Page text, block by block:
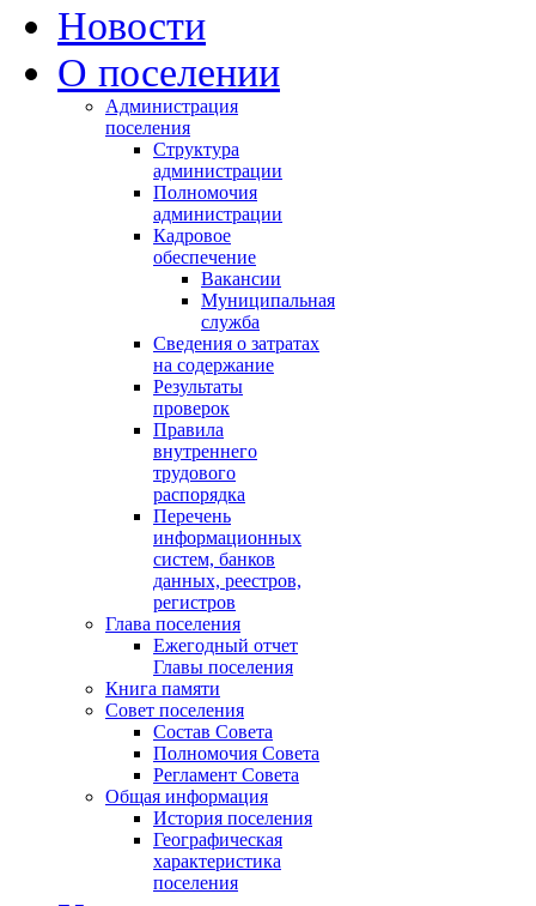
Новости
О поселении
Администрация
поселения
Структура
администрации
Полномочия
администрации
Кадровое
обеспечение
Вакансии
Муниципальная
служба
Сведения о затратах
на содержание
Результаты
проверок
Правила
внутреннего
трудового
распорядка
Перечень
информационных
систем, банков
данных, реестров,
регистров
Глава поселения
Ежегодный отчет
Главы поселения
Книга памяти
Совет поселения
Состав Совета
Полномочия Совета
Регламент Совета
Общая информация
История поселения
Географическая
характеристика
поселения